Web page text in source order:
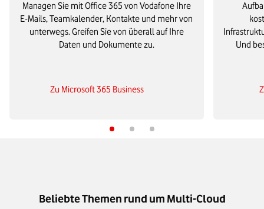
Managen Sie mit Office 365 von Vodafone Ihre
E-Mails, Teamkalender, Kontakte und mehr von
unterwegs. Greifen Sie von überall auf Ihre
Daten und Dokumente zu.
Zu Microsoft 365 Business
Und
Beliebte Themen rund um Multi-Cloud